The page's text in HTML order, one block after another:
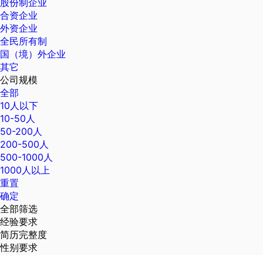
股份制企业
合资企业
外资企业
全民所有制
国（境）外企业
其它
公司规模
全部
10人以下
10-50人
50-200人
200-500人
500-1000人
1000人以上
重置
确定
全部筛选
经验要求
简历完整度
性别要求